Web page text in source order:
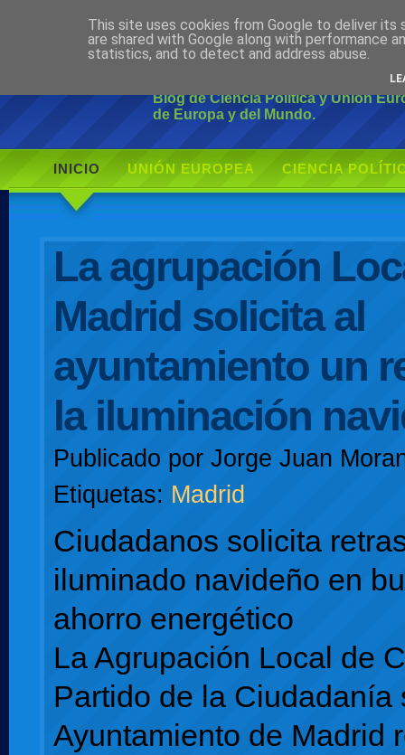
Ciudadano
Blog de Ciencia Política y Unión
de Europa y del Mundo.
INICIO UNIÓN EUROPEA CIENCIA
La agrupación
Madrid solicita al
ayuntamiento un
la iluminación
Publicado por Jorge Juan
Etiquetas: Madrid
Ciudadanos solicita
iluminado navideño en
ahorro energético
La Agrupación Local de
Partido de la Ciudadanía
Ayuntamiento de Madrid
This site uses cookies from Google to deliver its
are shared with Google along with performance
statistics, and to detect and address abuse.